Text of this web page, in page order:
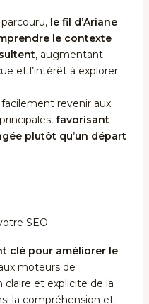
le fil d’Ariane
le contexte
, augmentant
et l’intérêt à explorer
revenir aux
favorisant
plutôt qu’un départ
SEO
clé pour améliorer le
moteurs de
et explicite de la
la compréhension et